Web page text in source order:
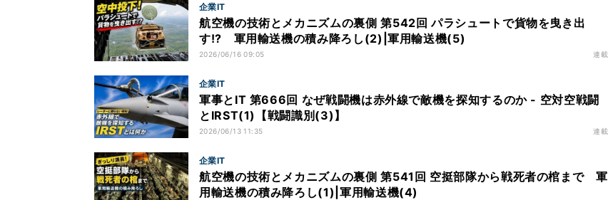
企業IT
航空機の技術とメカニズムの裏側 第542回 パラシュートで貨物を曳き出
す!? 軍用輸送機の積み降ろし(2)|軍用輸送機(5)
2026/06/16 09:05 連載
企業IT
軍事とIT 第666回 なぜ戦闘機は赤外線で敵機を探知するのか - 空対空戦闘
とIRST(1)【戦闘識別(3)】
2026/06/13 11:35 連載
企業IT
航空機の技術とメカニズムの裏側 第541回 空挺部隊から戦死者の棺まで 軍
用輸送機の積み降ろし(1)|軍用輸送機(4)